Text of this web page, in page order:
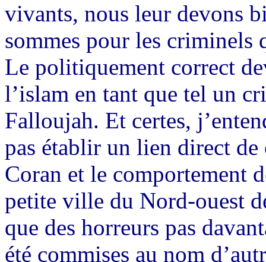
vivants, nous leur devons
sommes pour les criminels
Le politiquement correct
l’islam en tant que tel un
Falloujah. Et certes,
pas établir un lien direct de
Coran et le comportement
petite ville du Nord-ouest
que des horreurs pas
été commises au nom